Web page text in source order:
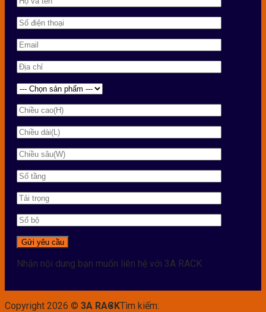
Nhận nội dung bạn muốn liên hệ với 3A RACK
Copyright 2026 © 3A RACKTìm kiếm: